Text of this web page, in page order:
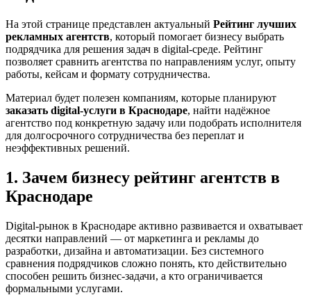
На этой странице представлен актуальный Рейтинг лучших
рекламных агентств, который помогает бизнесу выбрать
подрядчика для решения задач в digital-среде. Рейтинг
позволяет сравнить агентства по направлениям услуг, опыту
работы, кейсам и формату сотрудничества.
Материал будет полезен компаниям, которые планируют
заказать digital-услуги в Краснодаре, найти надёжное
агентство под конкретную задачу или подобрать исполнителя
для долгосрочного сотрудничества без переплат и
неэффективных решений.
1. Зачем бизнесу рейтинг агентств в
Краснодаре
Digital-рынок в Краснодаре активно развивается и охватывает
десятки направлений — от маркетинга и рекламы до
разработки, дизайна и автоматизации. Без системного
сравнения подрядчиков сложно понять, кто действительно
способен решить бизнес-задачи, а кто ограничивается
формальными услугами.